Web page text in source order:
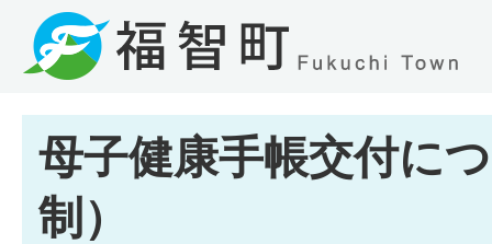
母子健康手帳交付に
制）